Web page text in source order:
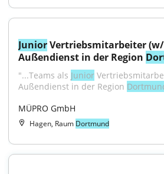
Junior Vertriebsmitarbeiter
Außendienst in der Region
"...Teams als Junior
Außendienst in der Region
MÜPRO GmbH
Hagen, Raum Dortmund